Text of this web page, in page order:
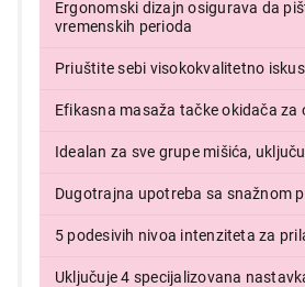
Ergonomski dizajn osigurava da
vremenskih perioda
Priuštite sebi visokokvalitetno
Efikasna masaža tačke okidača
Idealan za sve grupe mišića,
Dugotrajna upotreba sa snažnom
5 podesivih nivoa intenziteta za
Uključuje 4 specijalizovana